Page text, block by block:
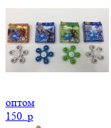
оптом
150. p